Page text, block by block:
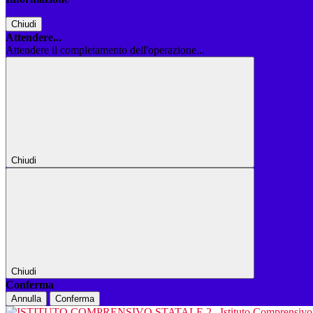
Chiudi
Attendere...
Attendere il completamento dell'operazione...
Chiudi
Chiudi
Conferma
Annulla Conferma